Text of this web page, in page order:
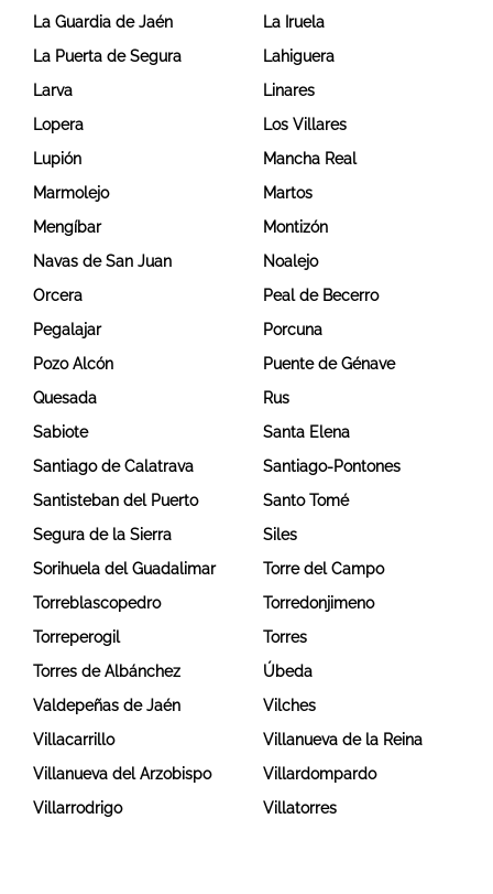
La Guardia de Jaén
La Iruela
La Puerta de Segura
Lahiguera
Larva
Linares
Lopera
Los Villares
Lupión
Mancha Real
Marmolejo
Martos
Mengíbar
Montizón
Navas de San Juan
Noalejo
Orcera
Peal de Becerro
Pegalajar
Porcuna
Pozo Alcón
Puente de Génave
Quesada
Rus
Sabiote
Santa Elena
Santiago de Calatrava
Santiago-Pontones
Santisteban del Puerto
Santo Tomé
Segura de la Sierra
Siles
Sorihuela del Guadalimar
Torre del Campo
Torreblascopedro
Torredonjimeno
Torreperogil
Torres
Torres de Albánchez
Úbeda
Valdepeñas de Jaén
Vilches
Villacarrillo
Villanueva de la Reina
Villanueva del Arzobispo
Villardompardo
Villarrodrigo
Villatorres